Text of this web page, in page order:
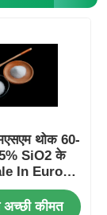
थोक 60-
SiO2 के
In Europe
कीमत